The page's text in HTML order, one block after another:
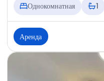
Однокомнатная
1
Аренда